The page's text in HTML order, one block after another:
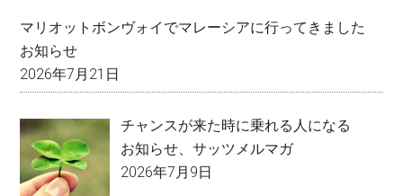
マリオットボンヴォイでマレーシアに行ってきました
お知らせ
2026年7月21日
チャンスが来た時に乗れる人になる
お知らせ 、サッツメルマガ
2026年7月9日